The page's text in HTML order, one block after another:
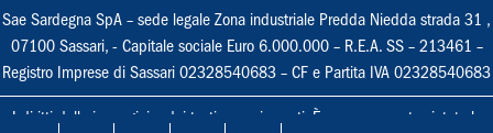
Sae Sardegna SpA – sede legale Zona industriale Predda Niedda strada 31 ,
07100 Sassari, - Capitale sociale Euro 6.000.000 – R.E.A. SS – 213461 –
Registro Imprese di Sassari 02328540683 – CF e Partita IVA 02328540683
I diritti delle immagini e dei testi sono riservati. È espressamente vietata la